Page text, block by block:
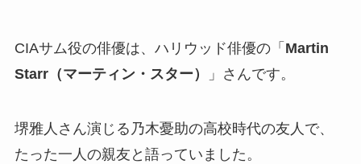
CIAサム役の俳優は、ハリウッド俳優の「 Martin
Starr（マーティン・スター）
」さんです。
堺雅人さん演じる乃木憂助の高校時代の友人で、
たった一人の親友と語っていました。